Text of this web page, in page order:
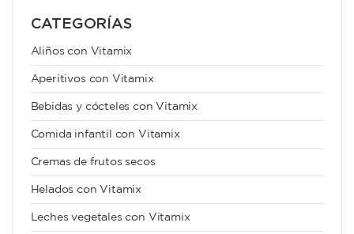
CATEGORÍAS
Aliños con Vitamix
Aperitivos con Vitamix
Bebidas y cócteles con Vitamix
Comida infantil con Vitamix
Cremas de frutos secos
Helados con Vitamix
Leches vegetales con Vitamix